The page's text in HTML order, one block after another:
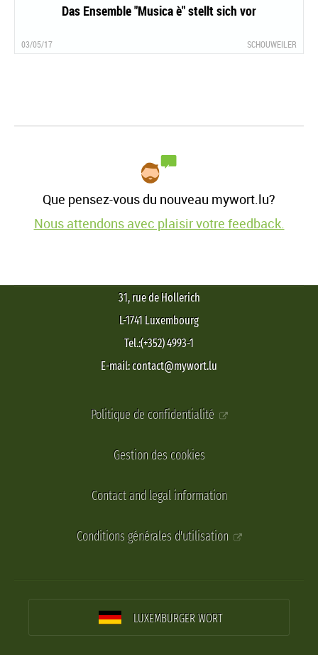
Das Ensemble "Musica è" stellt sich vor
03/05/17 SCHOUWEILER
Que pensez-vous du nouveau mywort.lu?
Nous attendons avec plaisir votre feedback.
31, rue de Hollerich
L-1741 Luxembourg
Tel.:(+352) 4993-1
E-mail: contact@mywort.lu
Politique de confidentialité
Gestion des cookies
Contact and legal information
Conditions générales d'utilisation
LUXEMBURGER WORT